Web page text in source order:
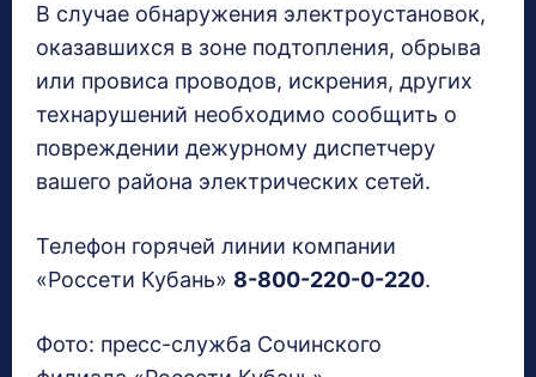
В случае обнаружения электроустановок,
оказавшихся в зоне подтопления, обрыва
или провиса проводов, искрения, других
технарушений необходимо сообщить о
повреждении дежурному диспетчеру
вашего района электрических сетей.
Телефон горячей линии компании
«Россети Кубань» 8-800-220-0-220.
Фото: пресс-служба Сочинского